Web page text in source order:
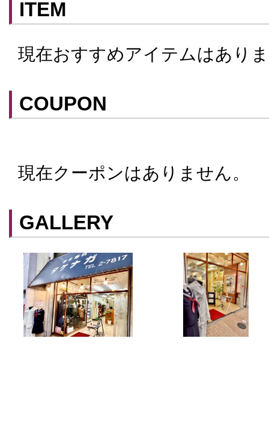
ITEM
現在おすすめアイテムはあり
COUPON
クーポンはスマートフォンに山口街中ア
てアプリ内のクーポン情報を提示する
ができます。
現在クーポンはありません。
GALLERY